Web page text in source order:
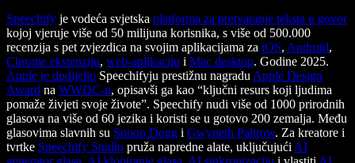
Speechify je vodeća svjetska platforma za pretvaranje teksta u govor
kojoj vjeruje više od 50 milijuna korisnika, s više od 500.000
recenzija s pet zvjezdica na svojim aplikacijama za iOS, Android,
Chrome ekstenziju, web-aplikaciju i Mac desktop. Godine 2025.
Apple je dodijelio Speechifyju prestižnu nagradu Apple Design
Award na WWDC-u, opisavši ga kao “ključni resurs koji ljudima
pomaže živjeti svoje živote”. Speechify nudi više od 1000 prirodnih
glasova na više od 60 jezika i koristi se u gotovo 200 zemalja. Među
glasovima slavnih su Snoop Dogg i Gwyneth Paltrow. Za kreatore i
tvrtke Speechify Studio pruža napredne alate, uključujući AI